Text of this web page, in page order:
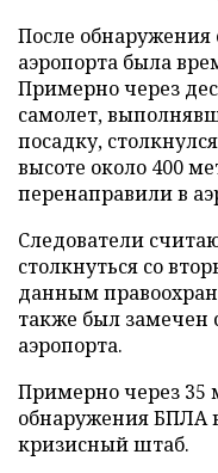
После обнаружения
аэропорта была
Примерно через
самолет,
посадку,
высоте около 400
перенаправили в
Следователи
столкнуться со
данным
также был замечен
аэропорта.
Примерно через 35
обнаружения БПЛА
кризисный штаб.